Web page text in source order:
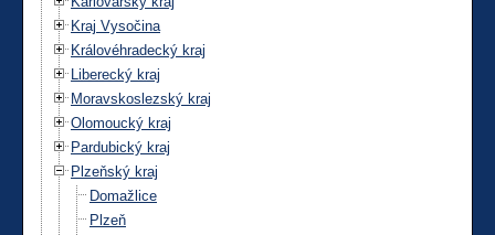
Kraj Vysočina
Královéhradecký kraj
Liberecký kraj
Moravskoslezský kraj
Olomoucký kraj
Pardubický kraj
Plzeňský kraj
Domažlice
Plzeň